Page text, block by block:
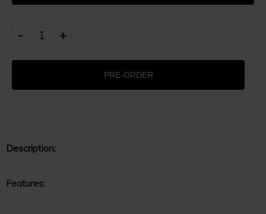
PRE-ORDER
- +
Description:
Features: